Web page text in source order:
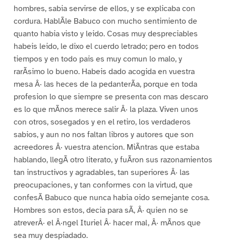
hombres, sabia servirse de ellos, y se explicaba con
cordura. HablÃle Babuco con mucho sentimiento de
quanto habia visto y leido. Cosas muy despreciables
habeis leido, le dixo el cuerdo letrado; pero en todos
tiempos y en todo pais es muy comun lo malo, y
rarÃsimo lo bueno. Habeis dado acogida en vuestra
mesa Â· las heces de la pedanterÃa, porque en toda
profesion lo que siempre se presenta con mas descaro
es lo que mÃnos merece salir Â· la plaza. Viven unos
con otros, sosegados y en el retiro, los verdaderos
sabios, y aun no nos faltan libros y autores que son
acreedores Â· vuestra atencion. MiÃntras que estaba
hablando, llegÃ otro literato, y fuÃron sus razonamientos
tan instructivos y agradables, tan superiores Â· las
preocupaciones, y tan conformes con la virtud, que
confesÃ Babuco que nunca habia oido semejante cosa.
Hombres son estos, decia para sÃ, Â· quien no se
atreverÂ· el Â·ngel Ituriel Â· hacer mal, Â· mÃnos que
sea muy despiadado.